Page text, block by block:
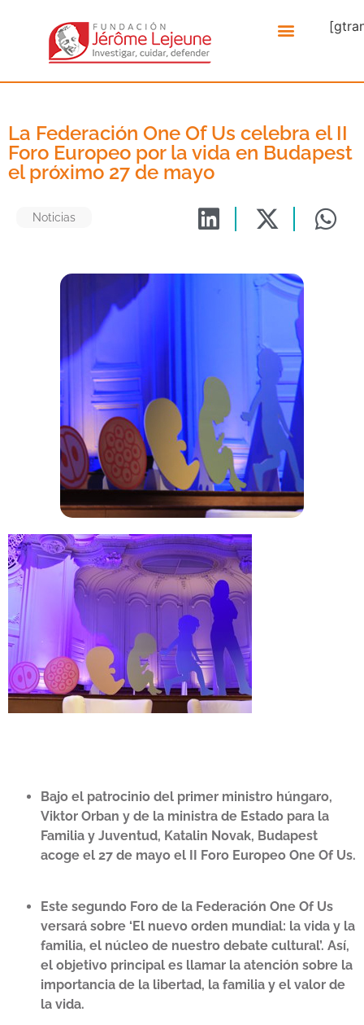
La Federación One Of Us celebra el II
Foro Europeo por la vida en Budapest
el próximo 27 de mayo
Noticias
Bajo el patrocinio del primer ministro húngaro,
Viktor Orban y de la ministra de Estado para la
Familia y Juventud, Katalin Novak, Budapest
acoge el 27 de mayo el II Foro Europeo One Of Us.
Este segundo Foro de la Federación One Of Us
versará sobre ‘El nuevo orden mundial: la vida y la
familia, el núcleo de nuestro debate cultural’. Así,
el objetivo principal es llamar la atención sobre la
importancia de la libertad, la familia y el valor de
la vida.